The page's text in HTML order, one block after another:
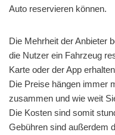
Auto reservieren können.
Die Mehrheit der Anbieter
die Nutzer ein Fahrzeug
Karte oder der App
Die Preise hängen immer
zusammen und wie weit
Die Kosten sind somit
Gebühren sind außerdem